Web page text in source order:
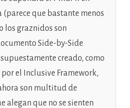
(parece que bastante menos
los graznidos son
Side-by-Side
creado, como
el Inclusive Framework,
son multitud de
alegan que no se sienten